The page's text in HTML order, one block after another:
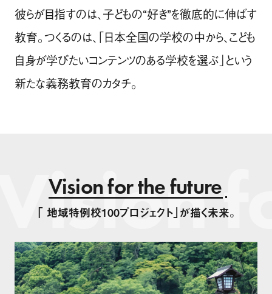
彼らが目指すのは、子どもの“好き”を徹底的に伸ばす
教育。つくるのは、「日本全国の学校の中から、こども
自身が学びたいコンテンツのある学校を選ぶ」という
新たな義務教育のカタチ。
Vision for the future
「 地域特例校100プロジェクト」が描く未来。